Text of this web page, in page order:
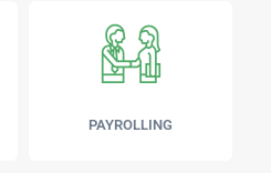
PAYROLLING